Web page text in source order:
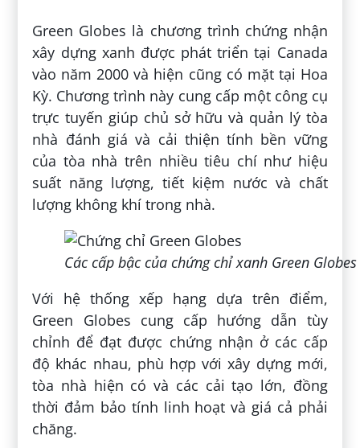
Green Globes là chương trình chứng nhận
xây dựng xanh được phát triển tại Canada
vào năm 2000 và hiện cũng có mặt tại Hoa
Kỳ. Chương trình này cung cấp một công cụ
trực tuyến giúp chủ sở hữu và quản lý tòa
nhà đánh giá và cải thiện tính bền vững
của tòa nhà trên nhiều tiêu chí như hiệu
suất năng lượng, tiết kiệm nước và chất
lượng không khí trong nhà.
Các cấp bậc của chứng chỉ xanh Green Globes
Với hệ thống xếp hạng dựa trên điểm,
Green Globes cung cấp hướng dẫn tùy
chỉnh để đạt được chứng nhận ở các cấp
độ khác nhau, phù hợp với xây dựng mới,
tòa nhà hiện có và các cải tạo lớn, đồng
thời đảm bảo tính linh hoạt và giá cả phải
chăng.